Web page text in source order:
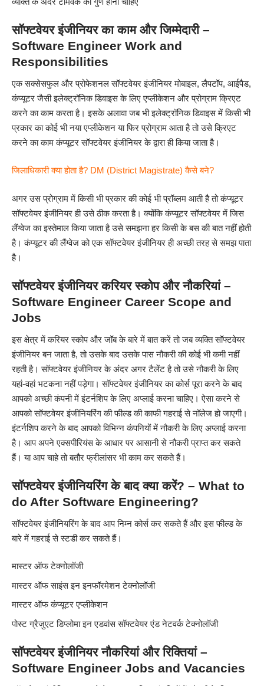
सॉफ्टवेयर इंजीनियर का काम और जिम्मेदारी –
Software Engineer Work and
Responsibilities
एक सक्सेसफुल और प्रोफेशनल सॉफ्टवेयर इंजीनियर मोबाइल, लैपटॉप, आईपैड,
कंप्यूटर जैसी इलेक्ट्रॉनिक डिवाइस के लिए एप्लीकेशन और प्रोग्राम क्रिएट
करने का काम करता है। इसके अलावा जब भी इलेक्ट्रॉनिक डिवाइस में किसी भी
प्रकार का कोई भी नया एप्लीकेशन या फिर प्रोग्राम आता है तो उसे क्रिएट
करने का काम कंप्यूटर सॉफ्टवेयर इंजीनियर के द्वारा ही किया जाता है।
जिलाधिकारी क्या होता है? DM (District Magistrate) कैसे बने?
अगर उस प्रोग्राम में किसी भी प्रकार की कोई भी प्रॉब्लम आती है तो कंप्यूटर
सॉफ्टवेयर इंजीनियर ही उसे ठीक करता है। क्योंकि कंप्यूटर सॉफ्टवेयर में जिस
लैंग्वेज का इस्तेमाल किया जाता है उसे समझना हर किसी के बस की बात नहीं होती
है। कंप्यूटर की लैंग्वेज को एक सॉफ्टवेयर इंजीनियर ही अच्छी तरह से समझ पाता
है।
सॉफ्टवेयर इंजीनियर करियर स्कोप और नौकरियां –
Software Engineer Career Scope and
Jobs
इस क्षेत्र में करियर स्कोप और जॉब के बारे में बात करें तो जब व्यक्ति सॉफ्टवेयर
इंजीनियर बन जाता है, तो उसके बाद उसके पास नौकरी की कोई भी कमी नहीं
रहती है। सॉफ्टवेयर इंजीनियर के अंदर अगर टैलेंट है तो उसे नौकरी के लिए
यहां-वहां भटकना नहीं पड़ेगा। सॉफ्टवेयर इंजीनियर का कोर्स पूरा करने के बाद
आपको अच्छी कंपनी में इंटर्नशिप के लिए अप्लाई करना चाहिए। ऐसा करने से
आपको सॉफ्टवेयर इंजीनियरिंग की फील्ड की काफी गहराई से नॉलेज हो जाएगी।
इंटर्नशिप करने के बाद आपको विभिन्न कंपनियों में नौकरी के लिए अप्लाई करना
है। आप अपने एक्सपीरियंस के आधार पर आसानी से नौकरी प्राप्त कर सकते
हैं। या आप चाहे तो बतौर फ्रीलांसर भी काम कर सकते हैं।
सॉफ्टवेयर इंजीनियरिंग के बाद क्या करें? – What to
do After Software Engineering?
सॉफ्टवेयर इंजीनियरिंग के बाद आप निम्न कोर्स कर सकते हैं और इस फील्ड के
बारे में गहराई से स्टडी कर सकते हैं।
मास्टर ऑफ टेक्नोलॉजी
मास्टर ऑफ साइंस इन इनफॉरमेशन टेक्नोलॉजी
मास्टर ऑफ कंप्यूटर एप्लीकेशन
पोस्ट ग्रैजुएट डिप्लोमा इन एडवांस सॉफ्टवेयर एंड नेटवर्क टेक्नोलॉजी
सॉफ्टवेयर इंजीनियर नौकरियां और रिक्तियां –
Software Engineer Jobs and Vacancies